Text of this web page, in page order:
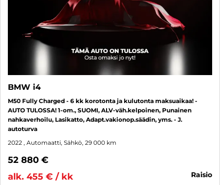
BMW i4
M50 Fully Charged - 6 kk korotonta ja kulutonta maksuaikaa! -
AUTO TULOSSA! 1-om., SUOMI, ALV-väh.kelpoinen, Punainen
nahkaverhoilu, Lasikatto, Adapt.vakionop.säädin, yms. - J.
autoturva
2022 , Automaatti, Sähkö, 29 000 km
52 880 €
alk. 455 € / kk
raisio